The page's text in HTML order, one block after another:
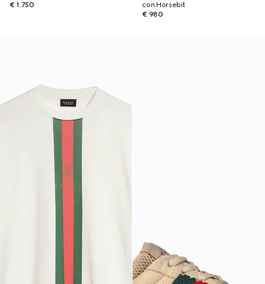
€ 1.750
con Horsebit
€ 980